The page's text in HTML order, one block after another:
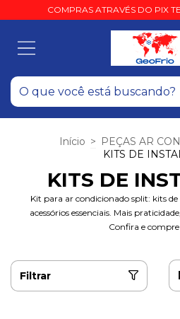
COMPRAS ATRAVÉS DO PIX
Início > PEÇAS AR
KITS DE
KITS DE
Kit para ar condicionado split: kits
acessórios essenciais. Mais
Confira e
Filtrar